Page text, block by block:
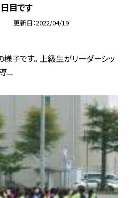
目です
更新日 2022/04/19
子です。 上級生がリーダーシッ
...